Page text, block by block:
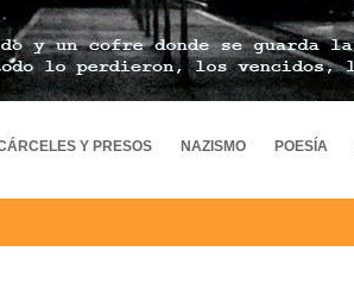
Y PRESOS NAZISMO POESÍA